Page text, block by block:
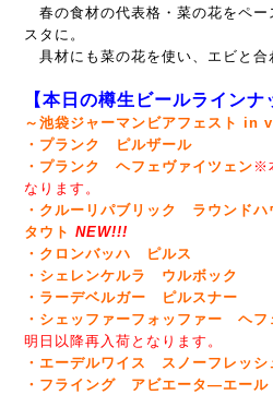
春の食材の代表格・菜の花をペー
スタに。
具材にも菜の花を使い、エビと合
【本日の樽生ビールラインナ
～池袋ジャーマンビアフェスト in
・プランク ピルザール
・プランク ヘフェヴァイツェン ※
なります。
・クルーリパブリック ラウンドハ
タウト NEW!!!
・クロンバッハ ピルス
・シェレンケルラ ウルボック
・ラーデベルガー ピルスナー
・シェッファーフォッファー ヘフ
明日以降再入荷となります。
・エーデルワイス スノーフレッシ
・フライング アビエータ―エール